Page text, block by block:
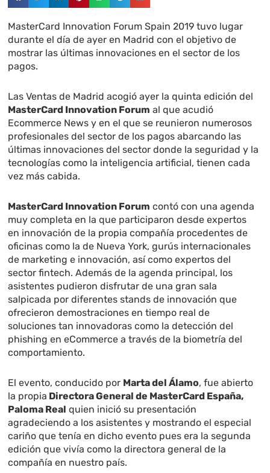
MasterCard Innovation Forum Spain 2019 tuvo lugar
durante el día de ayer en Madrid con el objetivo de
mostrar las últimas innovaciones en el sector de los
pagos.
Las Ventas de Madrid acogió ayer la quinta edición del
MasterCard Innovation Forum al que acudió
Ecommerce News y en el que se reunieron numerosos
profesionales del sector de los pagos abarcando las
últimas innovaciones del sector donde la seguridad y la
tecnologías como la inteligencia artificial, tienen cada
vez más cabida.
MasterCard Innovation Forum contó con una agenda
muy completa en la que participaron desde expertos
en innovación de la propia compañía procedentes de
oficinas como la de Nueva York, gurús internacionales
de marketing e innovación, así como expertos del
sector fintech. Además de la agenda principal, los
asistentes pudieron disfrutar de una gran sala
salpicada por diferentes stands de innovación que
ofrecieron demostraciones en tiempo real de
soluciones tan innovadoras como la detección del
phishing en eCommerce a través de la biometría del
comportamiento.
El evento, conducido por Marta del Álamo, fue abierto
la propia Directora General de MasterCard España,
Paloma Real quien inició su presentación
agradeciendo a los asistentes y mostrando el especial
cariño que tenía en dicho evento pues era la segunda
edición que vivía como la directora general de la
compañía en nuestro país.